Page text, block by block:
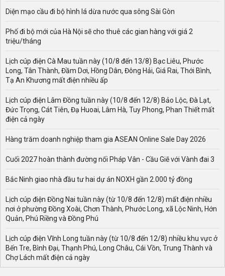
Diện mạo cầu đi bộ hình lá dừa nước qua sông Sài Gòn
Phố đi bộ mới của Hà Nội sẽ cho thuê các gian hàng với giá 2
triệu/tháng
Lịch cúp điện Cà Mau tuần này (10/8 đến 13/8) Bạc Liêu, Phước
Long, Tân Thành, Đầm Dơi, Hồng Dân, Đông Hải, Giá Rai, Thới Bình,
Tạ An Khương mất điện nhiều ấp
Lịch cúp điện Lâm Đồng tuần này (10/8 đến 12/8) Bảo Lộc, Đà Lạt,
Đức Trọng, Cát Tiên, Đạ Huoai, Lâm Hà, Tuy Phong, Phan Thiết mất
điện cả ngày
Hàng trăm doanh nghiệp tham gia ASEAN Online Sale Day 2026
Cuối 2027 hoàn thành đường nối Pháp Vân - Cầu Giẽ với Vành đai 3
Bắc Ninh giao nhà đầu tư hai dự án NOXH gần 2.000 tỷ đồng
Lịch cúp điện Đồng Nai tuần này (từ 10/8 đến 12/8) mất điện nhiều
nơi ở phường Đồng Xoài, Chơn Thành, Phước Long, xã Lộc Ninh, Hớn
Quản, Phú Riềng và Đồng Phú
Lịch cúp điện Vĩnh Long tuần này (từ 10/8 đến 12/8) nhiều khu vực ở
Bến Tre, Bình Đại, Thạnh Phú, Long Châu, Cái Vồn, Trung Thành và
Chợ Lách mất điện cả ngày